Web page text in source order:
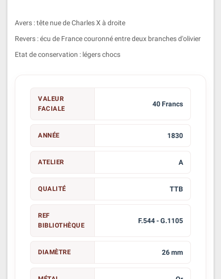
Avers : tête nue de Charles X à droite
Revers : écu de France couronné entre deux branches d'olivier
Etat de conservation : légers chocs
VALEUR
FACIALE
40 Francs
ANNÉE 1830
ATELIER A
QUALITÉ TTB
REF
BIBLIOTHÈQUE
F.544 - G.1105
DIAMÈTRE 26 mm